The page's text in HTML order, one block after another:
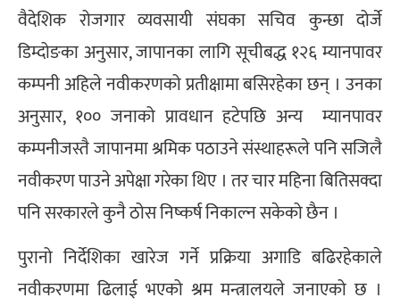
वैदेशिक रोजगार व्यवसायी संघका सचिव कुन्छा दोर्जे
डिम्दोङका अनुसार, जापानका लागि सूचीबद्ध १२६ म्यानपावर
कम्पनी अहिले नवीकरणको प्रतीक्षामा बसिरहेका छन् । उनका
अनुसार, १०० जनाको प्रावधान हटेपछि अन्य म्यानपावर
कम्पनीजस्तै जापानमा श्रमिक पठाउने संस्थाहरूले पनि सजिलै
नवीकरण पाउने अपेक्षा गरेका थिए । तर चार महिना बितिसक्दा
पनि सरकारले कुनै ठोस निष्कर्ष निकाल्न सकेको छैन ।
पुरानो निर्देशिका खारेज गर्ने प्रक्रिया अगाडि बढिरहेकाले
नवीकरणमा ढिलाई भएको श्रम मन्त्रालयले जनाएको छ ।